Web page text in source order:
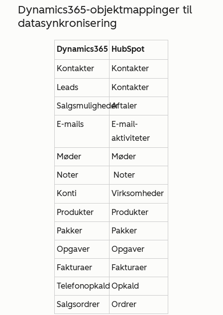
Dynamics365-objektmappinger til
datasynkronisering
Dynamics365 HubSpot
Kontakter
Kontakter
Leads
Kontakter
SalgsmulighederAftaler
E-mails
E-mail-
aktiviteter
Møder
Møder
Noter
Noter
Konti
Virksomheder
Produkter
Produkter
Pakker
Pakker
Opgaver
Opgaver
Fakturaer
Fakturaer
TelefonopkaldOpkald
Salgsordrer
Ordrer